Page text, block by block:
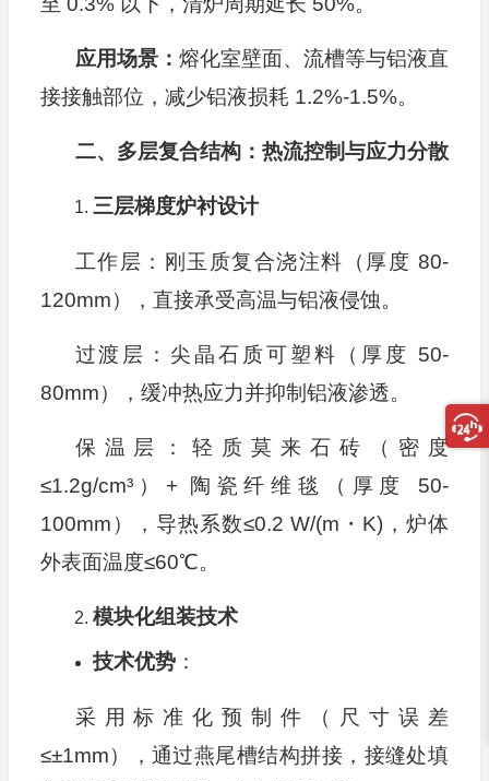
应用场景： 熔化室壁面、流槽等与铝液直
接接触部位，减少铝液损耗 1.2%-1.5%。
二、多层复合结构：热流控制与应力分散
三层梯度炉衬设计
工作层：刚玉质复合浇注料（厚度 80-
120mm），直接承受高温与铝液侵蚀。
过渡层：尖晶石质可塑料（厚度 50-
80mm），缓冲热应力并抑制铝液渗透。
保温层：轻质莫来石砖（密度
≤1.2g/cm³）+ 陶瓷纤维毯（厚度 50-
100mm），导热系数≤0.2 W/(m・K)，炉体
外表面温度≤60℃。
模块化组装技术
技术优势：
采用标准化预制件（尺寸误差
≤±1mm），通过燕尾槽结构拼接，接缝处填